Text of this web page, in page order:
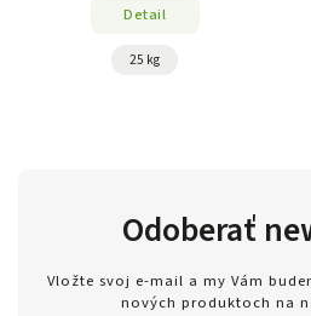
Detail
25 kg
Odoberať
Vložte svoj e-mail a my Vám
nových produktoch na